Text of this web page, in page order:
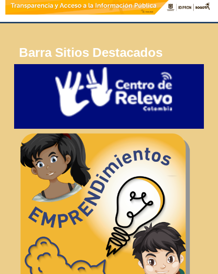
Barra Sitios Destacados